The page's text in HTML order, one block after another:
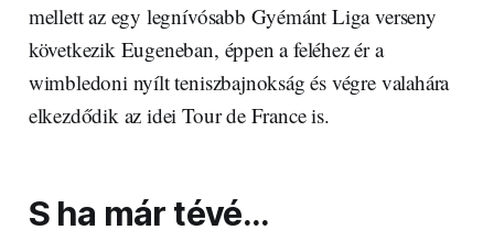
mellett az egy legnívósabb Gyémánt Liga verseny
következik Eugeneban, éppen a feléhez ér a
wimbledoni nyílt teniszbajnokság és végre valahára
elkezdődik az idei Tour de France is.
S ha már tévé…